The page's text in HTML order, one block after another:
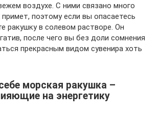
воздухе. С ними связано много
поэтому если вы опасаетесь
ракушку в солевом растворе. Он
после чего вы без доли сомнения
прекрасным видом сувенира хоть
морская ракушка –
на энергетику